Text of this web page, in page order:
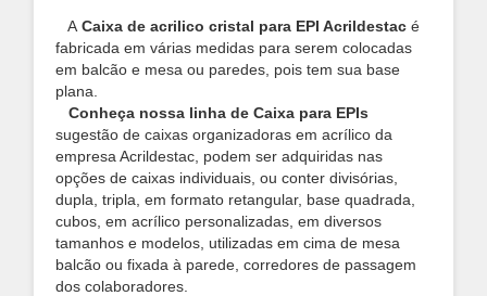
A Caixa de acrilico cristal para EPI Acrildestac é
fabricada em várias medidas para serem colocadas
em balcão e mesa ou paredes, pois tem sua base
plana.
Conheça nossa linha de Caixa para EPIs
sugestão de caixas organizadoras em acrílico da
empresa Acrildestac, podem ser adquiridas nas
opções de caixas individuais, ou conter divisórias,
dupla, tripla, em formato retangular, base quadrada,
cubos, em acrílico personalizadas, em diversos
tamanhos e modelos, utilizadas em cima de mesa
balcão ou fixada à parede, corredores de passagem
dos colaboradores.